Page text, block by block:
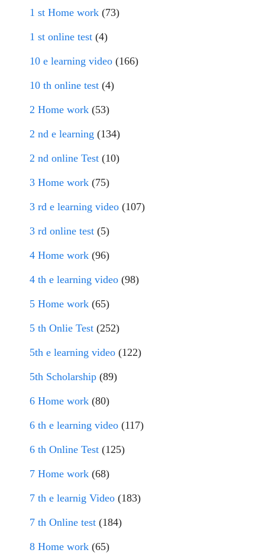
1 st Home work (73)
1 st online test (4)
10 e learning video (166)
10 th online test (4)
2 Home work (53)
2 nd e learning (134)
2 nd online Test (10)
3 Home work (75)
3 rd e learning video (107)
3 rd online test (5)
4 Home work (96)
4 th e learning video (98)
5 Home work (65)
5 th Onlie Test (252)
5th e learning video (122)
5th Scholarship (89)
6 Home work (80)
6 th e learning video (117)
6 th Online Test (125)
7 Home work (68)
7 th e learnig Video (183)
7 th Online test (184)
8 Home work (65)